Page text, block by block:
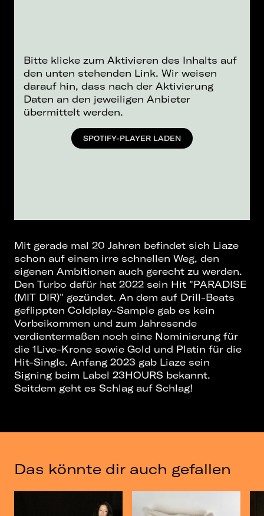
Bitte klicke zum Aktivieren des Inhalts auf
den unten stehenden Link. Wir weisen
darauf hin, dass nach der Aktivierung
Daten an den jeweiligen Anbieter
übermittelt werden.
SPOTIFY-PLAYER LADEN
Mit gerade mal 20 Jahren befindet sich Liaze
schon auf einem irre schnellen Weg, den
eigenen Ambitionen auch gerecht zu werden.
Den Turbo dafür hat 2022 sein Hit "PARADISE
(MIT DIR)" gezündet. An dem auf Drill-Beats
geflippten Coldplay-Sample gab es kein
Vorbeikommen und zum Jahresende
verdientermaßen noch eine Nominierung für
die 1Live-Krone sowie Gold und Platin für die
Hit-Single. Anfang 2023 gab Liaze sein
Signing beim Label 23HOURS bekannt.
Seitdem geht es Schlag auf Schlag!
Das könnte dir auch gefallen